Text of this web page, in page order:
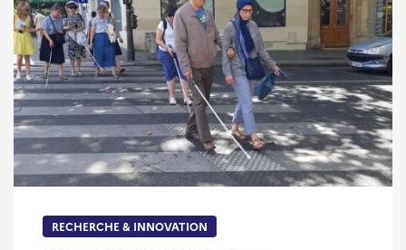
RECHERCHE & INNOVATION